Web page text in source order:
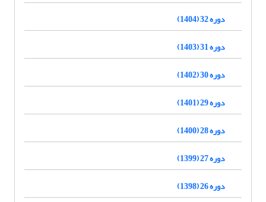
دوره 32 (1404)
دوره 31 (1403)
دوره 30 (1402)
دوره 29 (1401)
دوره 28 (1400)
دوره 27 (1399)
دوره 26 (1398)